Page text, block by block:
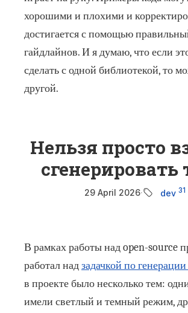
хорошими и плохими и
достигается с помощью
гайдлайнов. И я думаю, что если
сделать с одной библиотекой, то
другой.
Нельзя просто
сгенерировать
29 April 2026· dev 31
В рамках работы над open-source
работал надзадачкой по
в проекте было несколько тем:
имели светлый и темный режим,